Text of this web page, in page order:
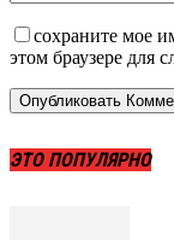
сохраните мое
этом браузере для
ЭТО ПОПУЛЯРНО